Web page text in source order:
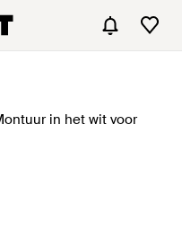
in het wit voor